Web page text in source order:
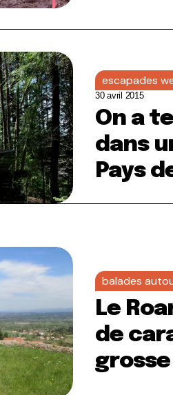
escapades
30 avril 2015
On a
dans
Pays
balades
Le
de